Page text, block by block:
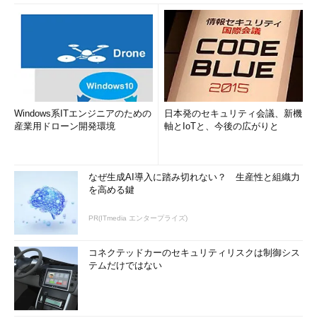
Windows系ITエンジニアのための
産業用ドローン開発環境
日本発のセキュリティ会議、新機
軸とIoTと、今後の広がりと
なぜ生成AI導入に踏み切れない？ 生産性と組織力
を高める鍵
PR(ITmedia エンタープライズ)
コネクテッドカーのセキュリティリスクは制御シス
テムだけではない